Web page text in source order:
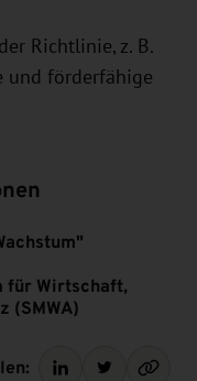
Richtlinie, z. B.
und förderfähige
für Wirtschaft,
(SMWA)